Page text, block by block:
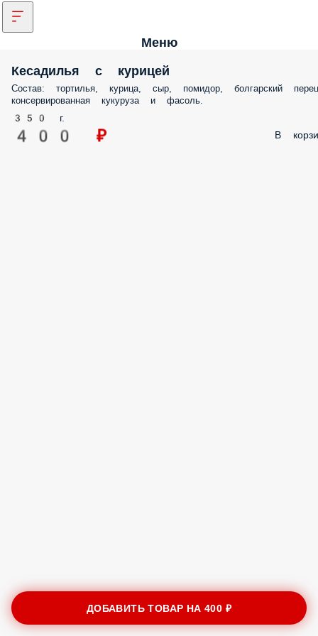
Меню
Кесадилья с курицей
Состав: тортилья, курица, сыр, помидор, болгарский
консервированная кукуруза и фасоль.
350 г.
400 ₽ В
ДОБАВИТЬ ТОВАР НА400 ₽